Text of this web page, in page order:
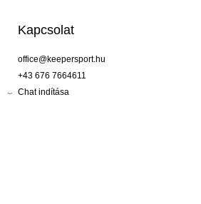
Kapcsolat
office@keepersport.hu
+43 676 7664611
Chat indítása